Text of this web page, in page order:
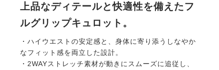
上品なディテールと快適性を備えたフ
ルグリップキュロット。
・ハイウエストの安定感と、身体に寄り添うしなやか
なフィット感を両立した設計。
・2WAYストレッチ素材が動きにスムーズに追従し、